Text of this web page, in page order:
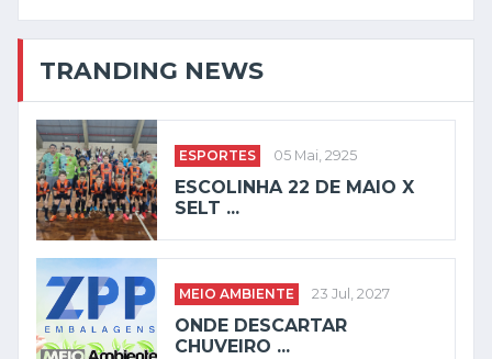
TRANDING NEWS
ESPORTES 05 Mai, 2925
ESCOLINHA 22 DE MAIO X
SELT ...
MEIO AMBIENTE 23 Jul, 2027
ONDE DESCARTAR
CHUVEIRO ...